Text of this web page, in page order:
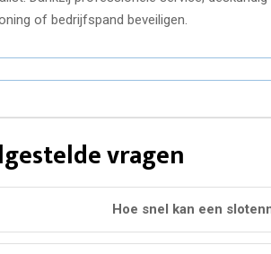
of bedrijfspand beveiligen.
vragen
Hoe snel kan een